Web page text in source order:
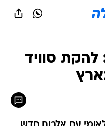
סוויד